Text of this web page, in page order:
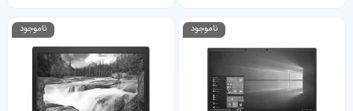
ناموجود ناموجود